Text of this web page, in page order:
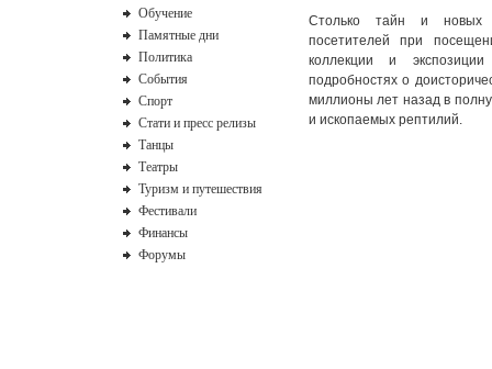
Обучение
Памятные дни
Политика
События
Спорт
Стати и пресс релизы
Танцы
Театры
Туризм и путешествия
Фестивали
Финансы
Форумы
Столько тайн и новых
посетителей при
коллекции и
подробностях о
миллионы лет назад в
и ископаемых рептилий.